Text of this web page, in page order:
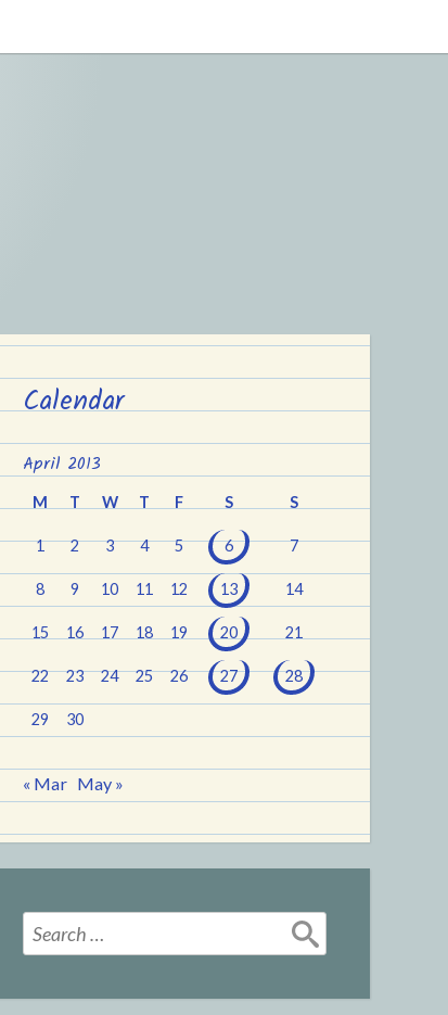
Calendar
April 2013
M T W T F S S
1 2 3 4 5 6 7
8 9 10 11 12 13 14
15 16 17 18 19 20 21
22 23 24 25 26 27 28
29 30
« Mar May »
Search
for: